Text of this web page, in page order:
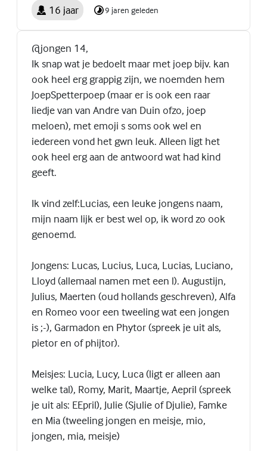
16 jaar 9 jaren geleden
@jongen 14,
Ik snap wat je bedoelt maar met joep bijv. kan
ook heel erg grappig zijn, we noemden hem
JoepSpetterpoep (maar er is ook een raar
liedje van van Andre van Duin ofzo, joep
meloen), met emoji s soms ook wel en
iedereen vond het gwn leuk. Alleen ligt het
ook heel erg aan de antwoord wat had kind
geeft.
Ik vind zelf:Lucias, een leuke jongens naam,
mijn naam lijk er best wel op, ik word zo ook
genoemd.
Jongens: Lucas, Lucius, Luca, Lucias, Luciano,
Lloyd (allemaal namen met een l). Augustijn,
Julius, Maerten (oud hollands geschreven), Alfa
en Romeo voor een tweeling wat een jongen
is ;-), Garmadon en Phytor (spreek je uit als,
pietor en of phijtor).
Meisjes: Lucia, Lucy, Luca (ligt er alleen aan
welke tal), Romy, Marit, Maartje, Aepril (spreek
je uit als: EEpril), Julie (Sjulie of Djulie), Famke
en Mia (tweeling jongen en meisje, mio,
jongen, mia, meisje)